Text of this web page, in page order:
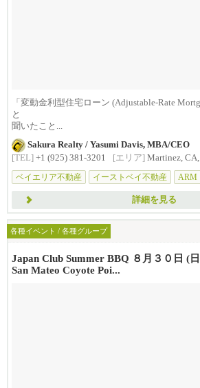
「変動金利型住宅ローン (Adjustable-Rate
と
聞いたこと...
Sakura Realty / Yasumi Davis, MBA/CEO
[TEL] +1 (925) 381-3201 [エリア] Martinez, CA,
ベイエリア不動産
イーストベイ不動産 ARM
詳細を見る
各種イベント / 各種グループ
Japan Club Summer BBQ ８月３０日 (
San Mateo Coyote Poi...